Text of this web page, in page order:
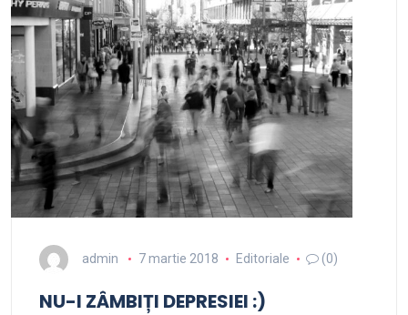
admin 7 martie 2018 Editoriale (0)
NU-I ZÂMBIȚI DEPRESIEI :)